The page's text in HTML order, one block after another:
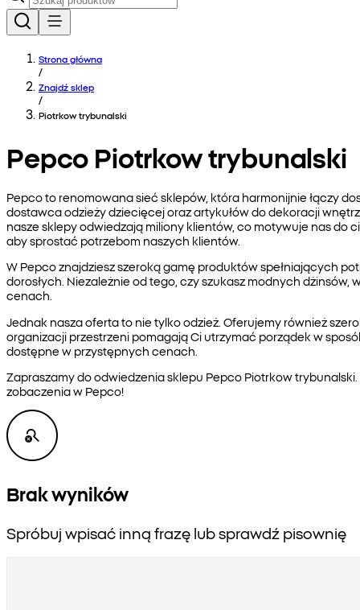
Strona główna
/
Znajdź sklep
/
Piotrkow trybunalski
Pepco Piotrkow trybunalski
Pepco to renomowana sieć sklepów, która harmonijnie łączy
dostawca odzieży dziecięcej oraz artykułów do dekoracji
nasze sklepy odwiedzają miliony klientów, co motywuje nas do
aby sprostać potrzebom naszych klientów.
W Pepco znajdziesz szeroką gamę produktów spełniających
dorosłych. Niezależnie od tego, czy szukasz modnych
cenach.
Jednak nasza oferta to nie tylko odzież. Oferujemy również
organizacji przestrzeni pomagają Ci utrzymać porządek w
dostępne w przystępnych cenach.
Zapraszamy do odwiedzenia sklepu Pepco Piotrkow
zobaczenia w Pepco!
Brak wyników
Spróbuj wpisać inną frazę lub sprawdź pisownię